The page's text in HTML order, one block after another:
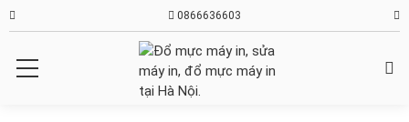
0866636603